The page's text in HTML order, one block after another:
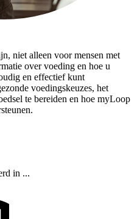
niet alleen voor mensen met
over voeding en hoe u
en effectief kunt
voedingskeuzes, het
te bereiden en hoe myLoop
in ...